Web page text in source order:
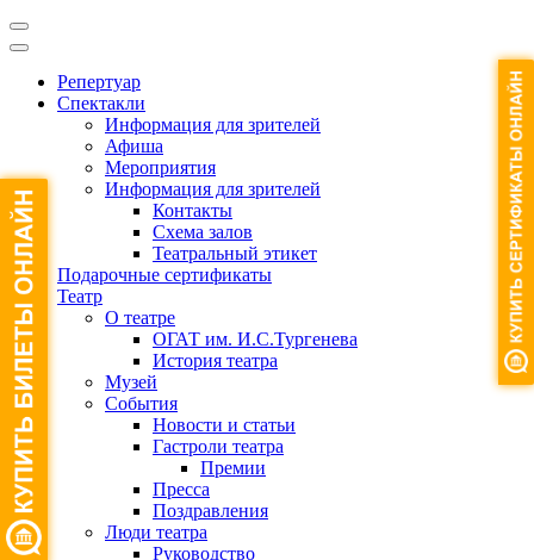
Репертуар
Спектакли
Информация для зрителей
Афиша
Мероприятия
Информация для зрителей
Контакты
Схема залов
Театральный этикет
Подарочные сертификаты
Театр
О театре
ОГАТ им. И.С.Тургенева
История театра
Музей
События
Новости и статьи
Гастроли театра
Премии
Пресса
Поздравления
Люди театра
Руководство